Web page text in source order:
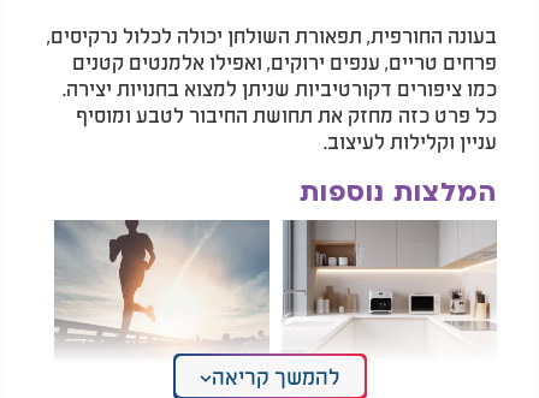
בעונה החורפית, תפאורת השולחן יכולה לכלול נרקיסים,
פרחים טריים, ענפים ירוקים, ואפילו אלמנטים קטנים
כמו ציפורים דקורטיביות שניתן למצוא בחנויות יצירה.
כל פרט כזה מחזק את תחושת החיבור לטבע ומוסיף
עניין וקלילות לעיצוב.
המלצות נוספות
כמו במגזין: הטיפ הקטןלהמשך קריאה